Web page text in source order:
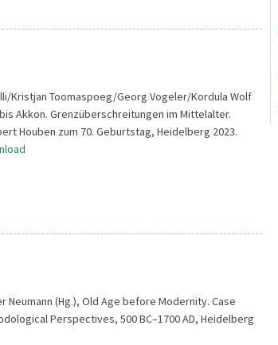
Kristjan Toomaspoeg/Georg Vogeler/Kordula Wolf
Akkon. Grenzüberschreitungen im Mittelalter.
Houben zum 70. Geburtstag, Heidelberg 2023.
Neumann (Hg.), Old Age before Modernity. Case
Perspectives, 500 BC–1700 AD, Heidelberg